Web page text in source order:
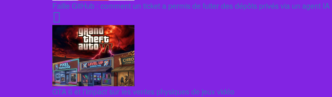
Faille GitHub : comment un ticket a permis de fuiter des dépôts privés via un agent IA
GTA 6 et l’impact sur les ventes physiques de jeux vidéo